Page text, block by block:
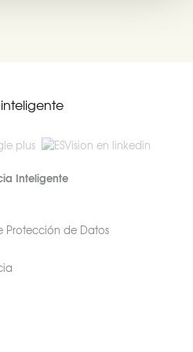
Inteligente
Protección de Datos